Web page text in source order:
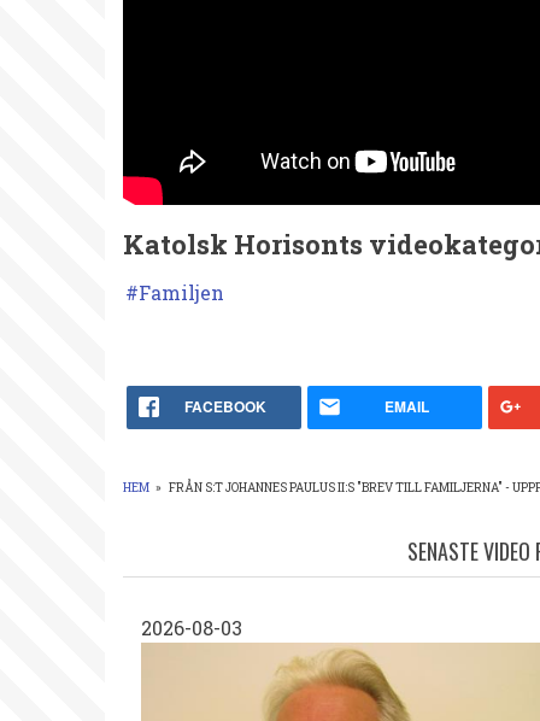
Katolsk Horisonts
Familjen
FACEBOOK EMAIL
HEM » FRÅN S:T JOHANNES PAULUS II:S "BREV TILL FAMILJERNA" -
SENASTE
2026-08-03